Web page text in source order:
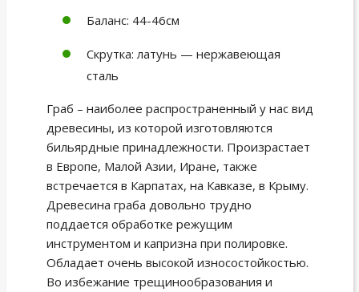
Баланс: 44-46см
Скрутка: латунь — нержавеющая
сталь
Граб – наиболее распространенный у нас вид
древесины, из которой изготовляются
бильярдные принадлежности. Произрастает
в Европе, Малой Азии, Иране, также
встречается в Карпатах, на Кавказе, в Крыму.
Древесина граба довольно трудно
поддается обработке режущим
инструментом и капризна при полировке.
Обладает очень высокой износостойкостью.
Во избежание трещинообразования и